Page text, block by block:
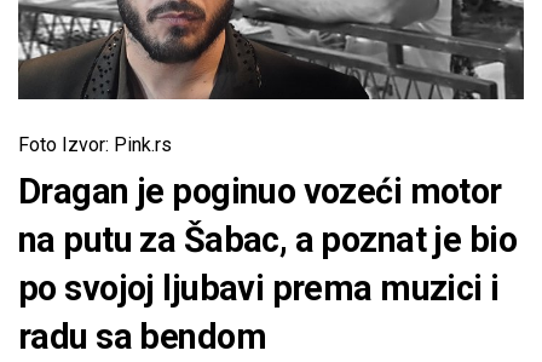
Foto Izvor: Pink.rs
Dragan je poginuo vozeći motor
na putu za Šabac, a poznat je bio
po svojoj ljubavi prema muzici i
radu sa bendom